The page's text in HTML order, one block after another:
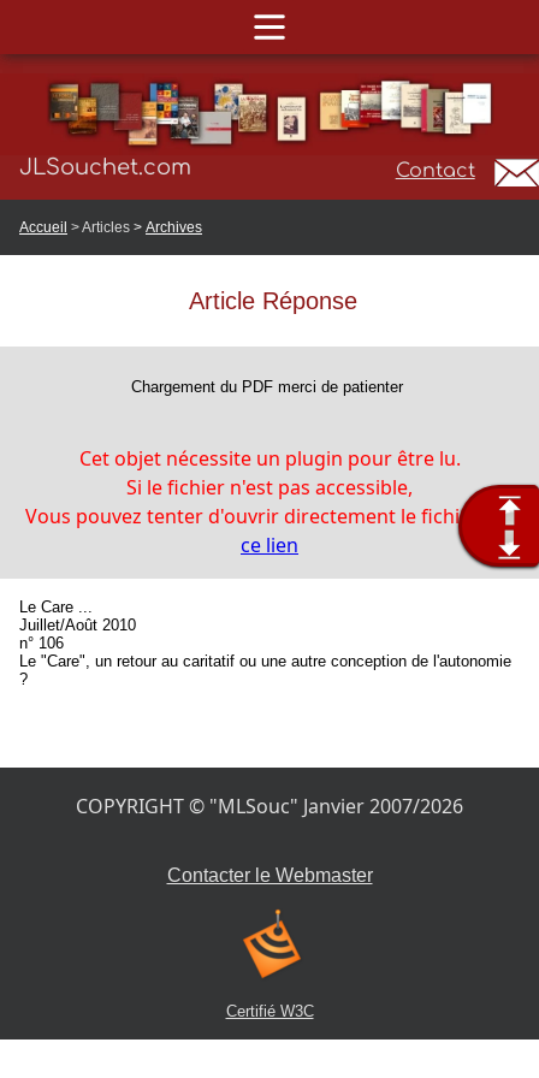
JLSouchet.com Contact
Accueil > Articles > Archives
Article Réponse
Chargement du PDF merci de patienter
Cet objet nécessite un plugin pour être lu.
Si le fichier n'est pas accessible,
Vous pouvez tenter d'ouvrir directement le fichier
par
ce lien
Le Care ...
Juillet/Août 2010
n° 106
Le "Care", un retour au caritatif ou une autre conception de l'autonomie
?
COPYRIGHT © "MLSouc" Janvier 2007/2026
Contacter le Webmaster
Certifié W3C